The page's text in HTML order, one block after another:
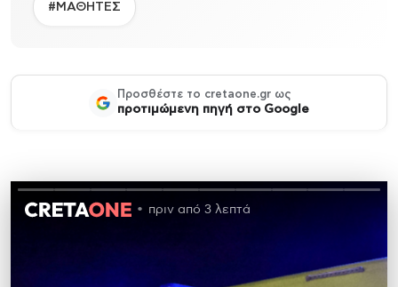
#ΜΑΘΗΤΕΣ
Προσθέστε το cretaone.gr ως
προτιμώμενη πηγή στο Google
πριν από 3 λεπτά